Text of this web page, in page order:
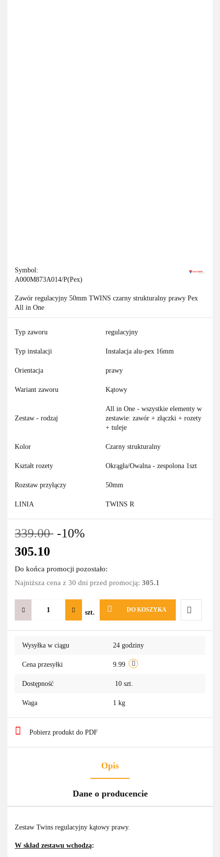
Symbol:
A000M873A014/P(Pex)
Zawór regulacyjny 50mm TWINS czarny strukturalny prawy Pex
All in One
Typ zaworu regulacyjny
Typ instalacji Instalacja alu-pex 16mm
Orientacja prawy
Wariant zaworu Kątowy
Zestaw - rodzaj
All in One - wszystkie elementy w
zestawie: zawór + złączki + rozety
+ tuleje
Kolor Czarny strukturalny
Kształt rozety Okrągła/Owalna - zespolona 1szt
Rozstaw przyłączy 50mm
LINIA TWINS R
339.00 -10%
305.10
Do końca promocji pozostało:
Najniższa cena z 30 dni przed promocją: 305.1
szt. DO KOSZYKA
Do
Wysyłka w ciągu 24 godziny
Cena przesyłki 9.99
Dostępność 10 szt.
Waga 1 kg
Pobierz produkt do PDF
Opis
Dane o producencie
Zestaw Twins regulacyjny kątowy prawy.
W skład zestawu wchodzą: